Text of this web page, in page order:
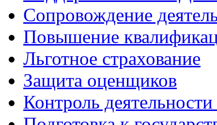
Сопровождение
Повышение
Льготное страхование
Защита оценщиков
Контроль